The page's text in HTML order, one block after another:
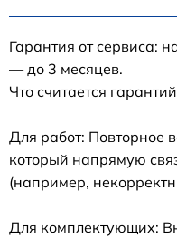
Гарантия от сервиса:
— до 3 месяцев.
Что считается
Для работ: Повторное
который напрямую
(например,
Для комплектующих: